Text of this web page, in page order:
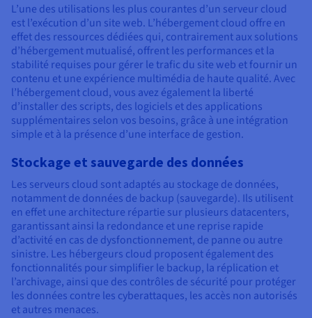
L’une des utilisations les plus courantes d’un serveur cloud
est l’exécution d’un site web. L’hébergement cloud offre en
effet des ressources dédiées qui, contrairement aux solutions
d’hébergement mutualisé, offrent les performances et la
stabilité requises pour gérer le trafic du site web et fournir un
contenu et une expérience multimédia de haute qualité. Avec
l’hébergement cloud, vous avez également la liberté
d’installer des scripts, des logiciels et des applications
supplémentaires selon vos besoins, grâce à une intégration
simple et à la présence d’une interface de gestion.
Stockage et sauvegarde des données
Les serveurs cloud sont adaptés au stockage de données,
notamment de données de backup (sauvegarde). Ils utilisent
en effet une architecture répartie sur plusieurs datacenters,
garantissant ainsi la redondance et une reprise rapide
d’activité en cas de dysfonctionnement, de panne ou autre
sinistre. Les hébergeurs cloud proposent également des
fonctionnalités pour simplifier le backup, la réplication et
l’archivage, ainsi que des contrôles de sécurité pour protéger
les données contre les cyberattaques, les accès non autorisés
et autres menaces.